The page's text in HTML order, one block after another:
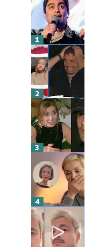
1
2
3
4